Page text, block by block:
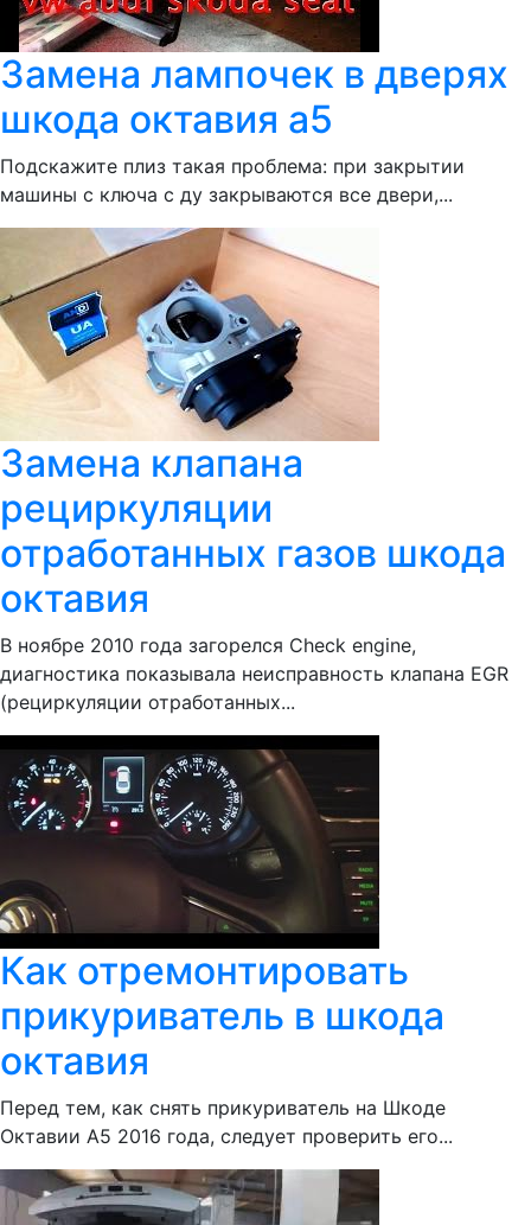
Замена лампочек в дверях
шкода октавия а5
Подскажите плиз такая проблема: при закрытии
машины с ключа с ду закрываются все двери,...
Замена клапана
рециркуляции
отработанных газов шкода
октавия
В ноябре 2010 года загорелся Check engine,
диагностика показывала неисправность клапана EGR
(рециркуляции отработанных...
Как отремонтировать
прикуриватель в шкода
октавия
Перед тем, как снять прикуриватель на Шкоде
Октавии А5 2016 года, следует проверить его...